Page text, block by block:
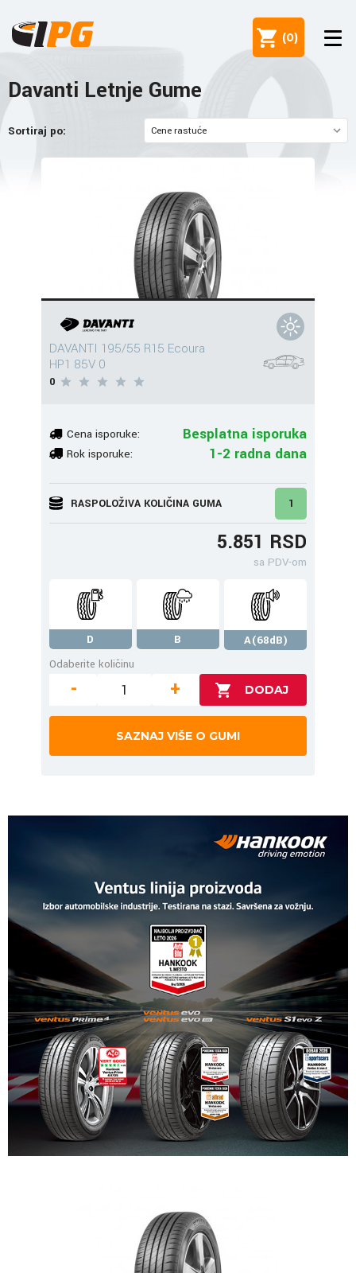
(0)
Davanti Letnje Gume
Sortiraj po:
DAVANTI 195/55 R15 Ecoura
HP1 85V 0
0
Cena isporuke: Besplatna isporuka
Rok isporuke: 1-2 radna dana
RASPOLOŽIVA KOLIČINA GUMA 1
5.851 RSD
sa PDV-om
D B
A(68dB)
Odaberite količinu
- +
SAZNAJ VIŠE O GUMI